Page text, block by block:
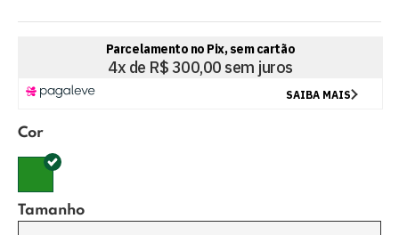
Cor
Tamanho